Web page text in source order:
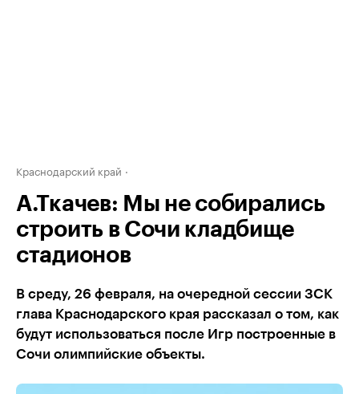
Краснодарский край
А.Ткачев: Мы не собирались
строить в Сочи кладбище
стадионов
В среду, 26 февраля, на очередной сессии ЗСК
глава Краснодарского края рассказал о том, как
будут использоваться после Игр построенные в
Сочи олимпийские объекты.